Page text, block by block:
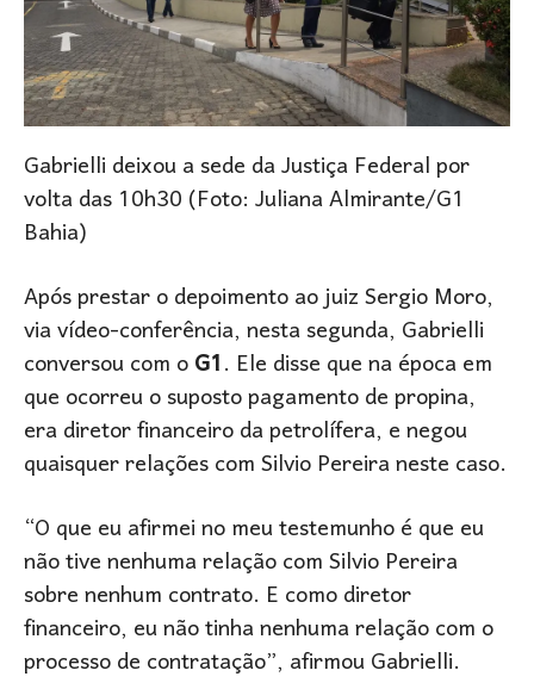
Gabrielli deixou a sede da Justiça Federal por
volta das 10h30 (Foto: Juliana Almirante/G1
Bahia)
Após prestar o depoimento ao juiz Sergio Moro,
via vídeo-conferência, nesta segunda, Gabrielli
conversou com oG1. Ele disse que na época em
que ocorreu o suposto pagamento de propina,
era diretor financeiro da petrolífera, e negou
quaisquer relações com Silvio Pereira neste caso.
“O que eu afirmei no meu testemunho é que eu
não tive nenhuma relação com Silvio Pereira
sobre nenhum contrato. E como diretor
financeiro, eu não tinha nenhuma relação com o
processo de contratação”, afirmou Gabrielli.